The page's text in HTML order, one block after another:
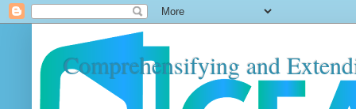
Comprehensifying and